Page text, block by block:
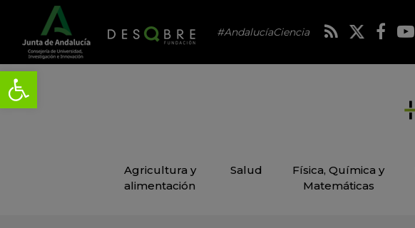
#AndalucíaCiencia
Agricultura y
alimentación
Salud
Física, Química y
Matemáticas